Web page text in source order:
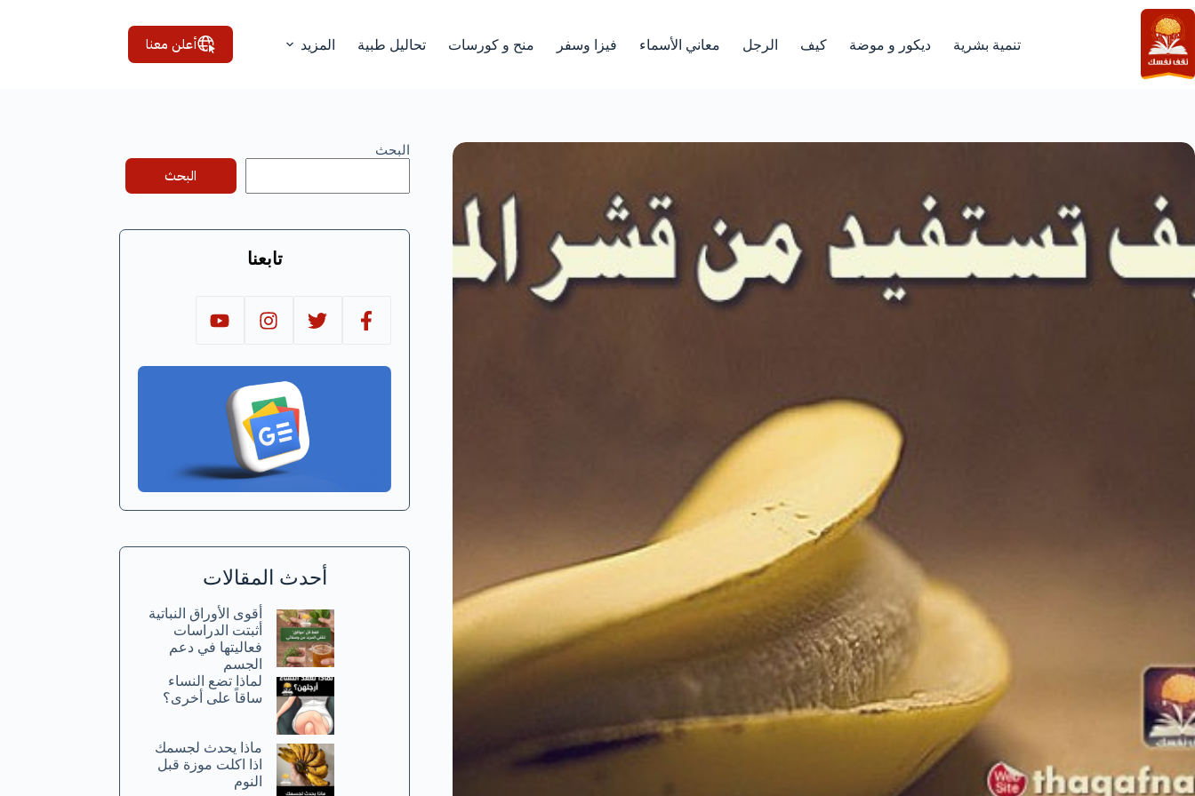
التجاوز
إلى
المحتوى
تنمية بشرية ديكور و موضة كيف الرجل معاني الأسماء فيزا وسفر منح و كورسات تحاليل طبية المزيد أعلن معنا
البحث
البحث
تابعنا
أحدث المقالات
أقوى الأوراق النباتية
أثبتت الدراسات
فعاليتها في دعم
الجسم
لماذا تضع النساء
ساقاً على أخرى؟
ماذا يحدث لجسمك
اذا اكلت موزة قبل
النوم